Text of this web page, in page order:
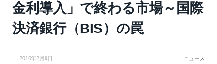
金利導入」で終わる市場～国際
決済銀行（BIS）の罠
2016年2月9日 ニュース